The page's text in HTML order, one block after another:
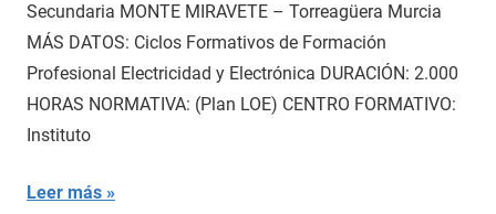
Secundaria MONTE MIRAVETE – Torreagüera Murcia
MÁS DATOS: Ciclos Formativos de Formación
Profesional Electricidad y Electrónica DURACIÓN: 2.000
HORAS NORMATIVA: (Plan LOE) CENTRO FORMATIVO:
Instituto
Leer más